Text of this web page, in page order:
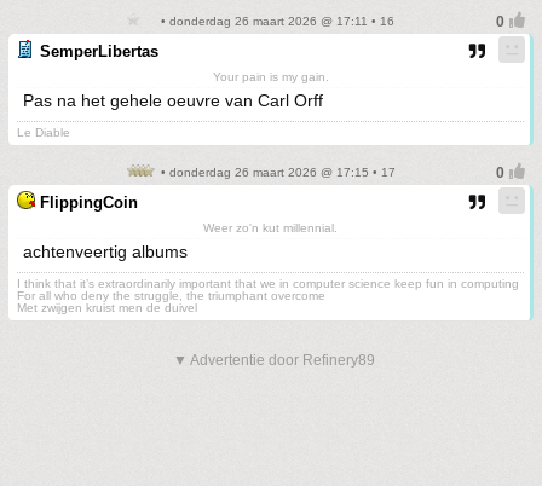
• donderdag 26 maart 2026 @ 17:11 • 16
SemperLibertas
Your pain is my gain.
Pas na het gehele oeuvre van Carl Orff
Le Diable
• donderdag 26 maart 2026 @ 17:15 • 17
FlippingCoin
Weer zo'n kut millennial.
achtenveertig albums
I think that it’s extraordinarily important that we in computer science keep fun in computing
For all who deny the struggle, the triumphant overcome
Met zwijgen kruist men de duivel
▼ Advertentie door Refinery89